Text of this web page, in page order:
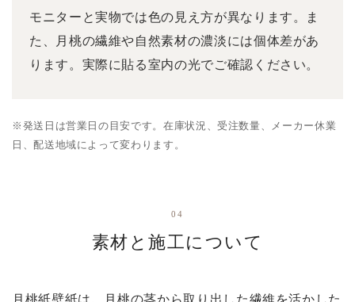
モニターと実物では色の見え方が異なります。ま
た、月桃の繊維や自然素材の濃淡には個体差があ
ります。実際に貼る室内の光でご確認ください。
※発送日は営業日の目安です。在庫状況、受注数量、メーカー休業
日、配送地域によって変わります。
04
素材と施工について
月桃紙壁紙は、月桃の茎から取り出した繊維を活かした